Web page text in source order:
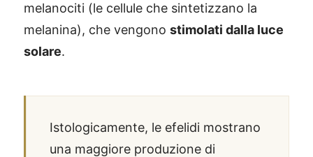
melanociti (le cellule che sintetizzano la
melanina), che vengono stimolati dalla luce
solare.
Istologicamente, le efelidi mostrano
una maggiore produzione di